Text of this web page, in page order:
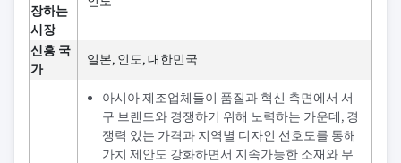
장하는
시장
신흥 국
가
일본, 인도, 대한민국
아시아 제조업체들이 품질과 혁신 측면에서 서
구 브랜드와 경쟁하기 위해 노력하는 가운데, 경
쟁력 있는 가격과 지역별 디자인 선호도를 통해
가치 제안도 강화하면서 지속가능한 소재와 무